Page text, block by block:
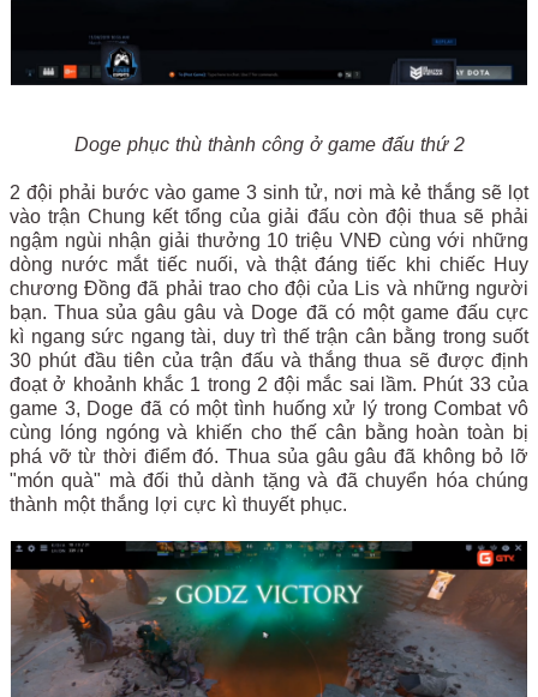
Doge phục thù thành công ở game đấu thứ 2
2 đội phải bước vào game 3 sinh tử, nơi mà kẻ thắng sẽ lọt
vào trận Chung kết tổng của giải đấu còn đội thua sẽ phải
ngậm ngùi nhận giải thưởng 10 triệu VNĐ cùng với những
dòng nước mắt tiếc nuối, và thật đáng tiếc khi chiếc Huy
chương Đồng đã phải trao cho đội của Lis và những người
bạn. Thua sủa gâu gâu và Doge đã có một game đấu cực
kì ngang sức ngang tài, duy trì thế trận cân bằng trong suốt
30 phút đầu tiên của trận đấu và thắng thua sẽ được định
đoạt ở khoảnh khắc 1 trong 2 đội mắc sai lầm. Phút 33 của
game 3, Doge đã có một tình huống xử lý trong Combat vô
cùng lóng ngóng và khiến cho thế cân bằng hoàn toàn bị
phá vỡ từ thời điểm đó. Thua sủa gâu gâu đã không bỏ lỡ
"món quà" mà đối thủ dành tặng và đã chuyển hóa chúng
thành một thắng lợi cực kì thuyết phục.